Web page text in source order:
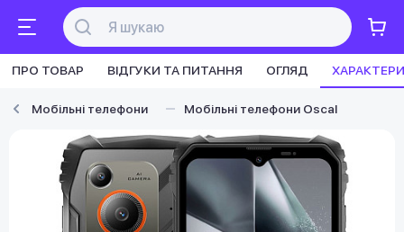
ПРО ТОВАР ВІДГУКИ ТА ПИТАННЯ ОГЛЯД
Мобільні телефони Мобільні телефони Oscal